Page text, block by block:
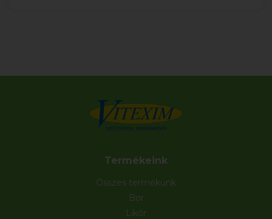
Termékeink
Összes termékünk
Bor
Likőr